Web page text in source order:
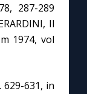
287-289
Il
1974, vol
631, in